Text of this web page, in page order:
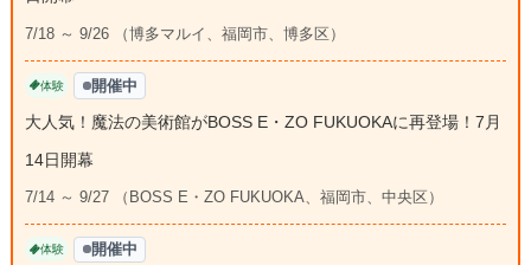
7/18 ～ 9/26 （博多マルイ、福岡市、博多区）
体験 開催中
大人気！魔法の美術館がBOSS E・ZO FUKUOKAに再登場！7月
14日開幕
7/14 ～ 9/27 （BOSS E・ZO FUKUOKA、福岡市、中央区）
体験 開催中